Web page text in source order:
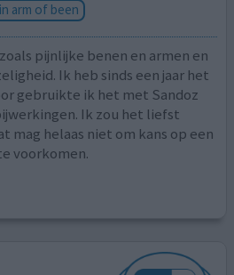
arm of been
pijnlijke benen en armen en
Ik heb sinds een jaar het
gebruikte ik het met Sandoz
Ik zou het liefst
mag helaas niet om kans op een
voorkomen.